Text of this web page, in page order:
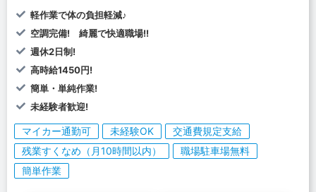
軽作業で体の負担軽減♪
空調完備! 綺麗で快適職場!!
週休2日制!
高時給1450円!
簡単・単純作業!
未経験者歓迎!
マイカー通勤可 未経験OK
交通費規定支給
残業すくなめ（月10時間以内）
職場駐車場無料
簡単作業